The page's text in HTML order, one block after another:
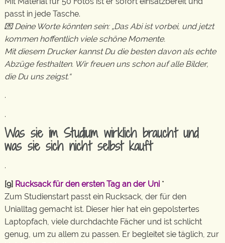
passt in jede Tasche.
💌 Deine Worte könnten sein: „Das Abi ist vorbei, und jetzt
kommen hoffentlich viele schöne Momente.
Mit diesem Drucker kannst Du die besten davon als echte
Abzüge festhalten. Wir freuen uns schon auf alle Bilder,
die Du uns zeigst.“
.
.
Was sie im Studium wirklich braucht und
was sie sich nicht selbst kauft
.
[9] Rucksack für den ersten Tag an der Uni *
Zum Studienstart passt ein Rucksack, der für den
Unialltag gemacht ist. Dieser hier hat ein gepolstertes
Laptopfach, viele durchdachte Fächer und ist schlicht
genug, um zu allem zu passen. Er begleitet sie täglich, zur